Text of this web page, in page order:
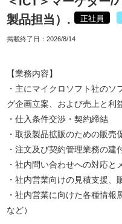
製品担当）.
正社員
掲載終了日： 2026/8/14
【業務内容】
・主にマイクロソフト社の
グ企画立案、および売上と利
・仕入条件交渉・契約締結
・取扱製品拡販のための販売
・注文及び契約管理業務の建
・社内問い合わせへの対応
・社内営業向けの見積支援、
・社内営業に向けた各種情
など）